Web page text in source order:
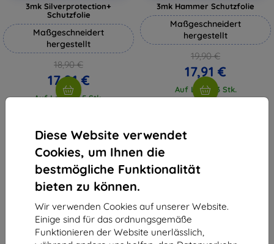
Diese Website verwendet
Cookies, um Ihnen die
bestmögliche Funktionalität
bieten zu können.
Wir verwenden Cookies auf unserer Website.
Einige sind für das ordnungsgemäße
Funktionieren der Website unerlässlich,
3mk Silverprotection+
Schutzfolie
Maßgeschneidert
hergestellt
18,90 €
17,01 €
Auf Lager > 5 Stk.
3mk Hammer Schutzfolie
Maßgeschneidert
hergestellt
19,90 €
17,91 €
Auf Lager 3 Stk.
vom ganzen